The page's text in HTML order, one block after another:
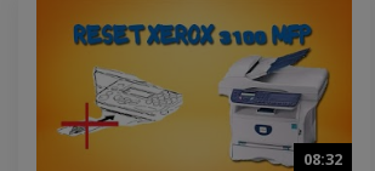
08:32